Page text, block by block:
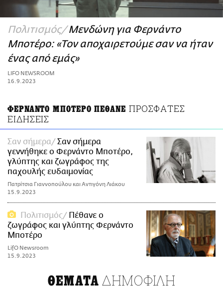
PRINT
Πολιτισμός Μενδώνη για Φερνάντο
Μποτέρο: «Τον αποχαιρετούμε σαν να ήταν
ένας από εμάς»
LIFO NEWSROOM
16.9.2023
ΦΕΡΝΑΝΤΟ ΜΠΟΤΕΡΟ ΠΕΘΑΝΕ ΠΡΟΣΦΑΤΕΣ
ΕΙΔΗΣΕΙΣ
Σαν σήμερα
Σαν σήμερα
γεννήθηκε ο Φερνάντο Μποτέρο,
γλύπτης και ζωγράφος της
παχουλής ευδαιμονίας
Πατρίτσια Γιαννοπούλου και Αντιγόνη Λιάκου
15.9.2023
Πολιτισμός
Πέθανε ο
ζωγράφος και γλύπτης Φερνάντο
Μποτέρο
LifO Newsroom
15.9.2023
ΘΕΜΑΤΑ ΔΗΜΟΦΙΛΗ